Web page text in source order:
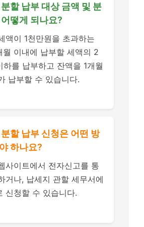
할 납부 대상 금액 및 분
떻게 되나요?
액이 1천만원을 초과하는
월 이내에 납부할 세액의 2
하를 납부하고 잔액을 1개월
납부할 수 있습니다.
할 납부 신청은 어떤 방
하나요?
사이트에서 전자신고를 통
거나, 납세지 관할 세무서에
신청할 수 있습니다.